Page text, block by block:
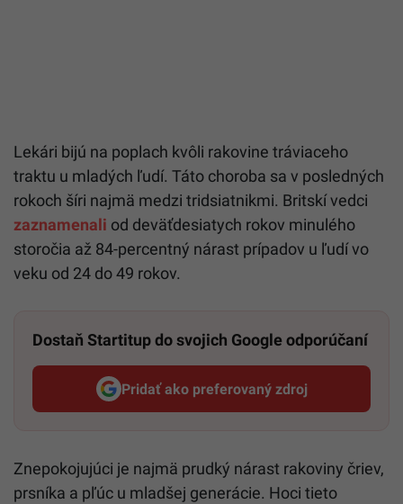
Lekári bijú na poplach kvôli rakovine tráviaceho
traktu u mladých ľudí. Táto choroba sa v posledných
rokoch šíri najmä medzi tridsiatnikmi. Britskí vedci
zaznamenali od deväťdesiatych rokov minulého
storočia až 84-percentný nárast prípadov u ľudí vo
veku od 24 do 49 rokov.
Dostaň Startitup do svojich Google odporúčaní
Pridať ako preferovaný zdroj
Startitup, odkaz sa otvorí v
Znepokojujúci je najmä prudký nárast rakoviny čriev,
prsníka a pľúc u mladšej generácie. Hoci tieto